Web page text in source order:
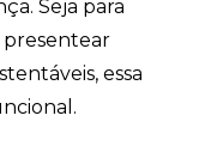
Seja para
presentear
essa